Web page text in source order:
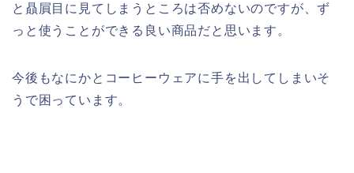
と贔屓目に見てしまうところは否めないのですが、ず
っと使うことができる良い商品だと思います。
今後もなにかとコーヒーウェアに手を出してしまいそ
うで困っています。